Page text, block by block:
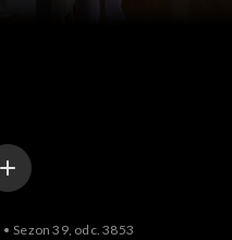
Sezon 39, odc. 3853